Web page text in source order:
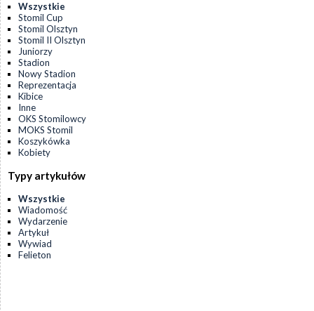
Wszystkie
Stomil Cup
Stomil Olsztyn
Stomil II Olsztyn
Juniorzy
Stadion
Nowy Stadion
Reprezentacja
Kibice
Inne
OKS Stomilowcy
MOKS Stomil
Koszykówka
Kobiety
Typy artykułów
Wszystkie
Wiadomość
Wydarzenie
Artykuł
Wywiad
Felieton